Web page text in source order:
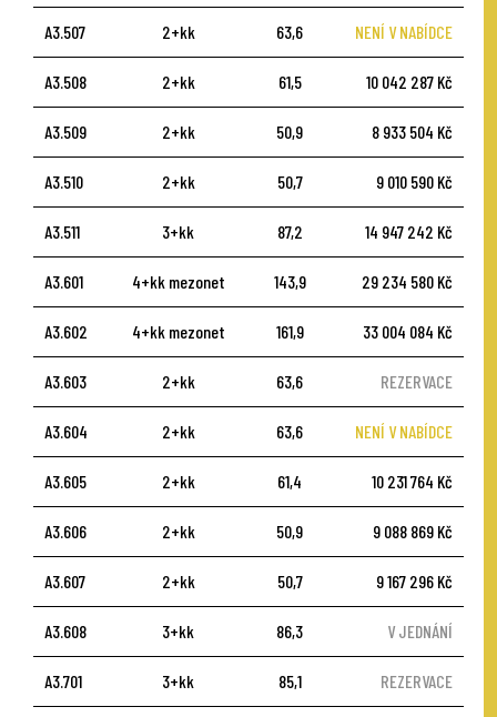
A3.507 2+kk 63,6 NENÍ V NABÍDCE
A3.508 2+kk 61,5 10 042 287 Kč
A3.509 2+kk 50,9 8 933 504 Kč
A3.510 2+kk 50,7 9 010 590 Kč
A3.511 3+kk 87,2 14 947 242 Kč
A3.601 4+kk mezonet 143,9 29 234 580 Kč
A3.602 4+kk mezonet 161,9 33 004 084 Kč
A3.603 2+kk 63,6 REZERVACE
A3.604 2+kk 63,6 NENÍ V NABÍDCE
A3.605 2+kk 61,4 10 231 764 Kč
A3.606 2+kk 50,9 9 088 869 Kč
A3.607 2+kk 50,7 9 167 296 Kč
A3.608 3+kk 86,3 V JEDNÁNÍ
A3.701 3+kk 85,1 REZERVACE